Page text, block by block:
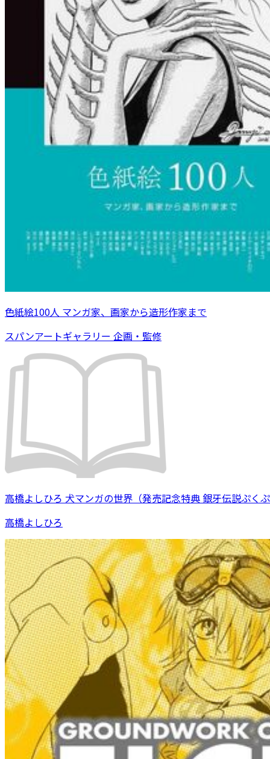
色紙絵100人 マンガ家、画家から造形作家まで
スパンアートギャラリー 企画・監修
高橋よしひろ 犬マンガの世界（発売記念特典 銀牙伝説ぷく
高橋よしひろ